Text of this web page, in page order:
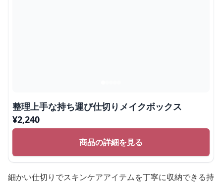
整理上手な持ち運び仕切りメイクボックス
¥2,240
商品の詳細を見る
細かい仕切りでスキンケアアイテムを丁寧に収納できる持